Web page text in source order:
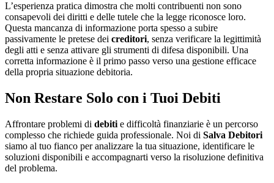
L’esperienza pratica dimostra che molti contribuenti non sono
consapevoli dei diritti e delle tutele che la legge riconosce loro.
Questa mancanza di informazione porta spesso a subire
passivamente le pretese dei creditori, senza verificare la legittimità
degli atti e senza attivare gli strumenti di difesa disponibili. Una
corretta informazione è il primo passo verso una gestione efficace
della propria situazione debitoria.
Non Restare Solo con i Tuoi Debiti
Affrontare problemi di debiti e difficoltà finanziarie è un percorso
complesso che richiede guida professionale. Noi di Salva Debitori
siamo al tuo fianco per analizzare la tua situazione, identificare le
soluzioni disponibili e accompagnarti verso la risoluzione definitiva
del problema.